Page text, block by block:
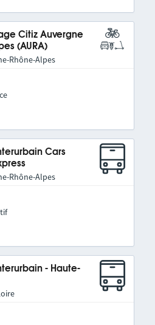
Citiz Auvergne
(AURA)
Rhône-Alpes
Cars
Rhône-Alpes
- Haute-